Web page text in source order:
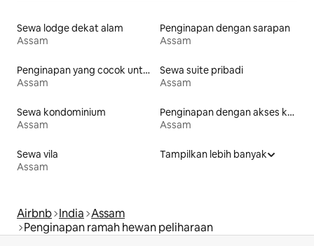
Sewa lodge dekat alam
Assam
Penginapan dengan sarapan
Assam
Penginapan yang cocok untuk keluarga
Assam
Sewa suite pribadi
Assam
Sewa kondominium
Assam
Penginapan dengan akses ke danau
Assam
Sewa vila
Assam
Tampilkan lebih banyak
Airbnb India Assam
Penginapan ramah hewan peliharaan